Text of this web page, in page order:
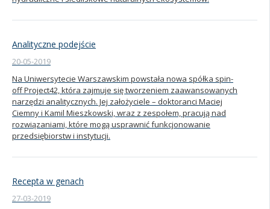
Analityczne podejście
20-05-2019
Na Uniwersytecie Warszawskim powstała nowa spółka spin-
off Project42, która zajmuje się tworzeniem zaawansowanych
narzędzi analitycznych. Jej założyciele – doktoranci Maciej
Ciemny i Kamil Mieszkowski, wraz z zespołem, pracują nad
rozwiązaniami, które mogą usprawnić funkcjonowanie
przedsiębiorstw i instytucji.
Recepta w genach
27-03-2019